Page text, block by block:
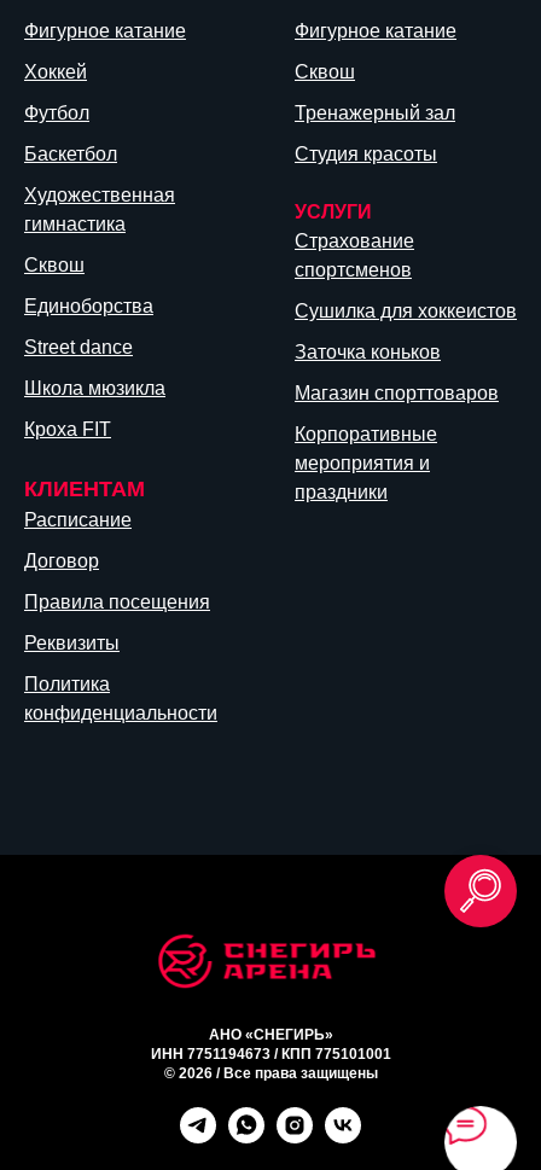
Фигурное катание
Хоккей
Футбол
Баскетбол
Художественная
гимнастика
Сквош
Единоборства
Street dance
Школа мюзикла
Кроха FIT
КЛИЕНТАМ
Расписание
Договор
Правила посещения
Реквизиты
Политика
конфиденциальности
Фигурное катание
Сквош
Тренажерный зал
Студия красоты
УСЛУГИ
Страхование
спортсменов
Сушилка для хоккеистов
Заточка коньков
Магазин спорттоваров
Корпоративные
мероприятия и
праздники
АНО «СНЕГИРЬ»
ИНН 7751194673 / КПП 775101001
© 2026 / Все права защищены